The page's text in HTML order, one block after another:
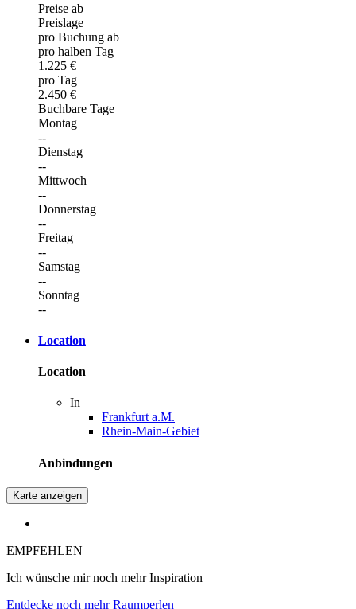
Preise ab
Preislage
pro Buchung ab
pro halben Tag
1.225 €
pro Tag
2.450 €
Buchbare Tage
Montag
--
Dienstag
--
Mittwoch
--
Donnerstag
--
Freitag
--
Samstag
--
Sonntag
--
Location
Location
In
Frankfurt a.M.
Rhein-Main-Gebiet
Anbindungen
Karte anzeigen
EMPFEHLEN
Ich wünsche mir noch mehr Inspiration
Entdecke noch mehr Raumperlen